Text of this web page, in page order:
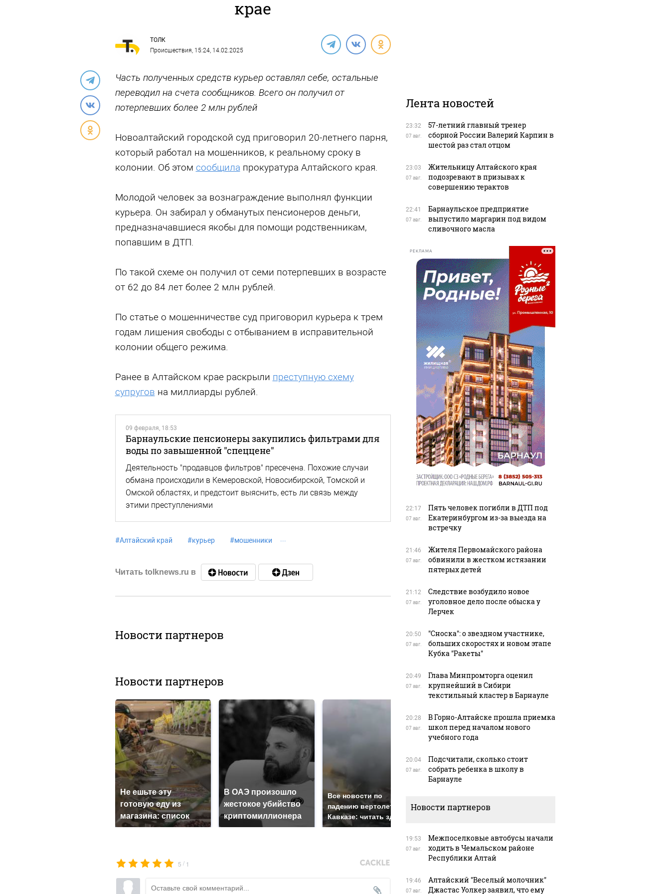
крае
ТОЛК
Происшествия, 15:24, 14.02.2025
Часть полученных средств курьер оставлял себе, остальные
переводил на счета сообщников. Всего он получил от
потерпевших более 2 млн рублей
Новоалтайский городской суд приговорил 20-летнего парня,
который работал на мошенников, к реальному сроку в
колонии. Об этом сообщила прокуратура Алтайского края.
Молодой человек за вознаграждение выполнял функции
курьера. Он забирал у обманутых пенсионеров деньги,
предназначавшиеся якобы для помощи родственникам,
попавшим в ДТП.
По такой схеме он получил от семи потерпевших в возрасте
от 62 до 84 лет более 2 млн рублей.
По статье о мошенничестве суд приговорил курьера к трем
годам лишения свободы с отбыванием в исправительной
колонии общего режима.
Ранее в Алтайском крае раскрыли преступную схему
супругов на миллиарды рублей.
09 февраля, 18:53
Барнаульские пенсионеры закупились фильтрами для
воды по завышенной "спеццене"
Деятельность "продавцов фильтров" пресечена. Похожие случаи
обмана происходили в Кемеровской, Новосибирской, Томской и
Омской областях, и предстоит выяснить, есть ли связь между
этими преступлениями
#Алтайский край #курьер #мошенники
Читать tolknews.ru в
Новости партнеров
Новости партнеров
Не ешьте эту
готовую еду из
магазина: список
В ОАЭ произошло
жестокое убийство
криптомиллионера
Все новости по
падению вертолета на
Кавказе: читать здесь
было с 1945: чего
5 / 1
Лента новостей
23:32
07 авг.
57-летний главный тренер
сборной России Валерий Карпин в
шестой раз стал отцом
23:03
07 авг.
Жительницу Алтайского края
подозревают в призывах к
совершению терактов
22:41
07 авг.
Барнаульское предприятие
выпустило маргарин под видом
сливочного масла
РЕКЛАМА
22:17
07 авг.
Пять человек погибли в ДТП под
Екатеринбургом из-за выезда на
встречку
21:46
07 авг.
Жителя Первомайского района
обвинили в жестком истязании
пятерых детей
21:12
07 авг.
Следствие возбудило новое
уголовное дело после обыска у
Лерчек
20:50
07 авг.
"Сноска": о звездном участнике,
больших скоростях и новом этапе
Кубка "Ракеты"
20:49
07 авг.
Глава Минпромторга оценил
крупнейший в Сибири
текстильный кластер в Барнауле
20:28
07 авг.
В Горно-Алтайске прошла приемка
школ перед началом нового
учебного года
20:04
07 авг.
Подсчитали, сколько стоит
собрать ребенка в школу в
Барнауле
Новости партнеров
19:53
07 авг.
Межпоселковые автобусы начали
ходить в Чемальском районе
Республики Алтай
19:46
07 авг.
Алтайский "Веселый молочник"
Джастас Уолкер заявил, что ему